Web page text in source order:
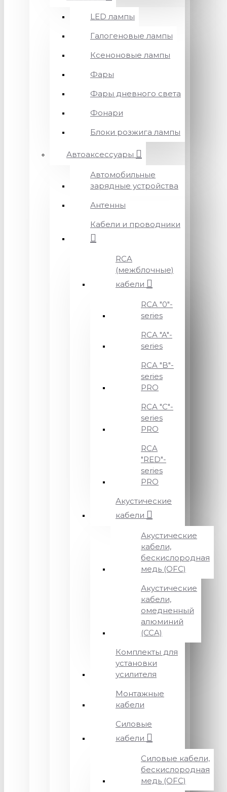
LED лампы
Галогеновые лампы
Ксеноновые лампы
Фары
Фары дневного света
Фонари
Блоки розжига лампы
Автоаксессуары
Автомобильные
зарядные устройства
Антенны
Кабели и проводники
RCA
(межблочные)
кабели
RCA "0"-
series
RCA "A"-
series
RCA "B"-
series
PRO
RCA "C"-
series
PRO
RCA
"RED"-
series
PRO
Акустические
кабели
Акустические
кабели,
бескислородная
медь (OFC)
Акустические
кабели,
омедненный
алюминий
(CCA)
Комплекты для
установки
усилителя
Монтажные
кабели
Силовые
кабели
Силовые кабели,
бескислородная
медь (OFC)